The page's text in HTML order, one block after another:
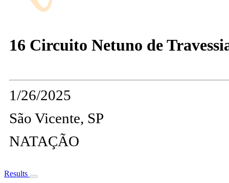
16 Circuito Netuno de
1/26/2025
São Vicente, SP
NATAÇÃO
Results